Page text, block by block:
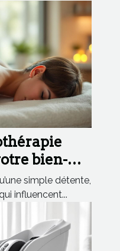
bien-
simple détente,
influencent...